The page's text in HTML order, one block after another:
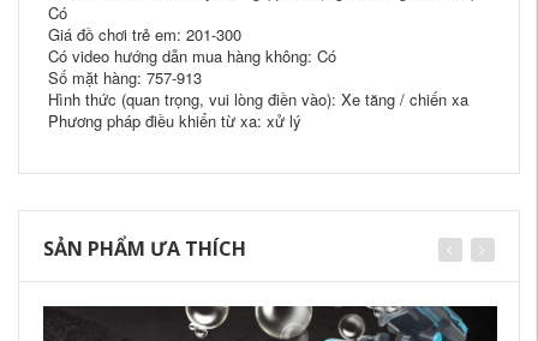
Có
Giá đồ chơi trẻ em: 201-300
Có video hướng dẫn mua hàng không: Có
Số mặt hàng: 757-913
Hình thức (quan trọng, vui lòng điền vào): Xe tăng / chiến xa
Phương pháp điều khiển từ xa: xử lý
SẢN PHẨM ƯA THÍCH